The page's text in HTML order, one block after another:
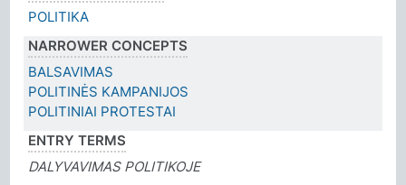
POLITIKA
NARROWER CONCEPTS
BALSAVIMAS
POLITINĖS KAMPANIJOS
POLITINIAI PROTESTAI
ENTRY TERMS
DALYVAVIMAS POLITIKOJE